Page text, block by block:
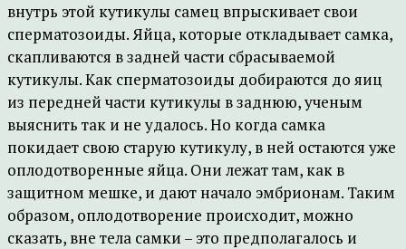
внутрь этой кутикулы самец впрыскивает свои
сперматозоиды. Яйца, которые откладывает самка,
скапливаются в задней части сбрасываемой
кутикулы. Как сперматозоиды добираются до яиц
из передней части кутикулы в заднюю, ученым
выяснить так и не удалось. Но когда самка
покидает свою старую кутикулу, в ней остаются уже
оплодотворенные яйца. Они лежат там, как в
защитном мешке, и дают начало эмбрионам. Таким
образом, оплодотворение происходит, можно
сказать, вне тела самки – это предполагалось и